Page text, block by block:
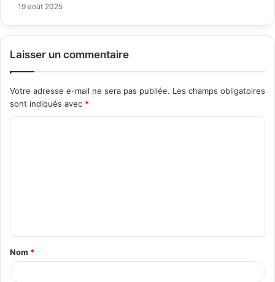
19 août 2025
Laisser un commentaire
Votre adresse e-mail ne sera pas publiée. Les champs obligatoires
sont indiqués avec *
t
a
Nom *